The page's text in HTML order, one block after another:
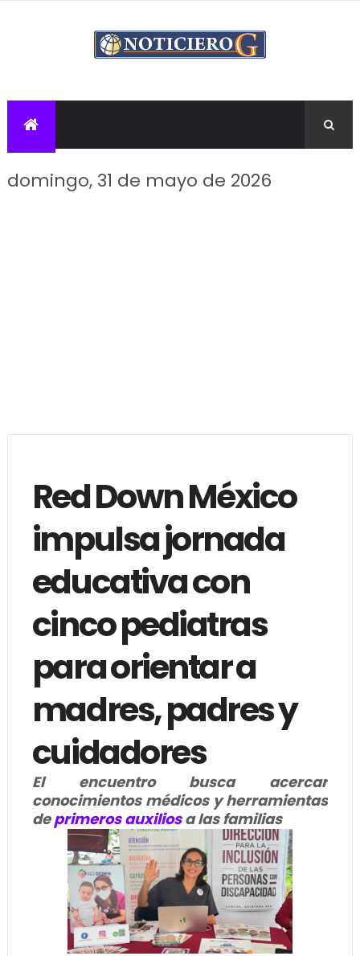
domingo, 31 de mayo de 2026
Red Down México
impulsa jornada
educativa con
cinco pediatras
para orientar a
madres, padres y
cuidadores
El encuentro busca acercar
conocimientos médicos y herramientas
deprimeros auxiliosa las familias